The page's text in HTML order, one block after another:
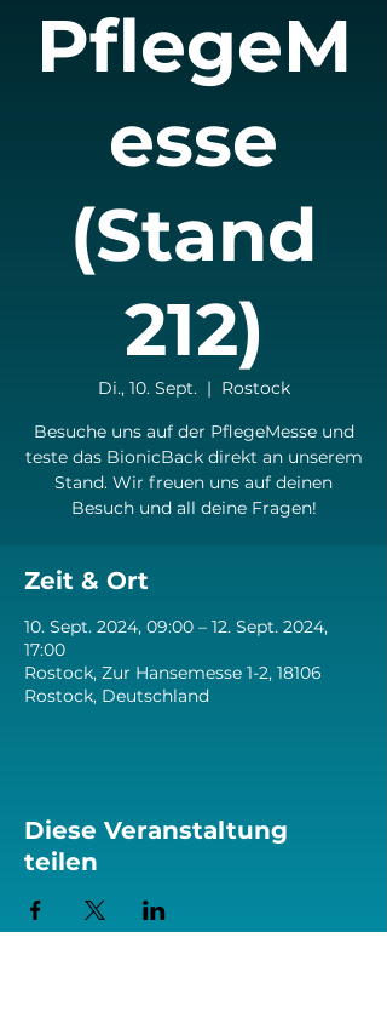
PflegeM
esse
(Stand
212)
Di., 10. Sept.
  |
Rostock
Besuche uns auf der PflegeMesse und
teste das BionicBack direkt an unserem
Stand. Wir freuen uns auf deinen
Besuch und all deine Fragen!
Zeit & Ort
10. Sept. 2024, 09:00 – 12. Sept. 2024,
17:00
Rostock, Zur Hansemesse 1-2, 18106
Rostock, Deutschland
Diese Veranstaltung
teilen